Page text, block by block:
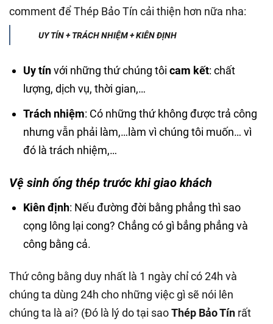
comment để Thép Bảo Tín cải thiện hơn nữa nha:
UY TÍN + TRÁCH NHIỆM + KIÊN ĐỊNH
Uy tínvới những thứ chúng tôicam kết: chất
lượng, dịch vụ, thời gian,…
Trách nhiệm: Có những thứ không được trả công
nhưng vẫn phải làm,…làm vì chúng tôi muốn… vì
đó là trách nhiệm,…
Vệ sinh ống thép trước khi giao khách
Kiên định: Nếu đường đời bằng phẳng thì sao
cọng lông lại cong? Chẳng có gì bẳng phẳng và
công bằng cả.
Thứ công bằng duy nhất là 1 ngày chỉ có 24h và
chúng ta dùng 24h cho những việc gì sẽ nói lên
chúng ta là ai? (Đó là lý do tại saoThép Bảo Tín rất